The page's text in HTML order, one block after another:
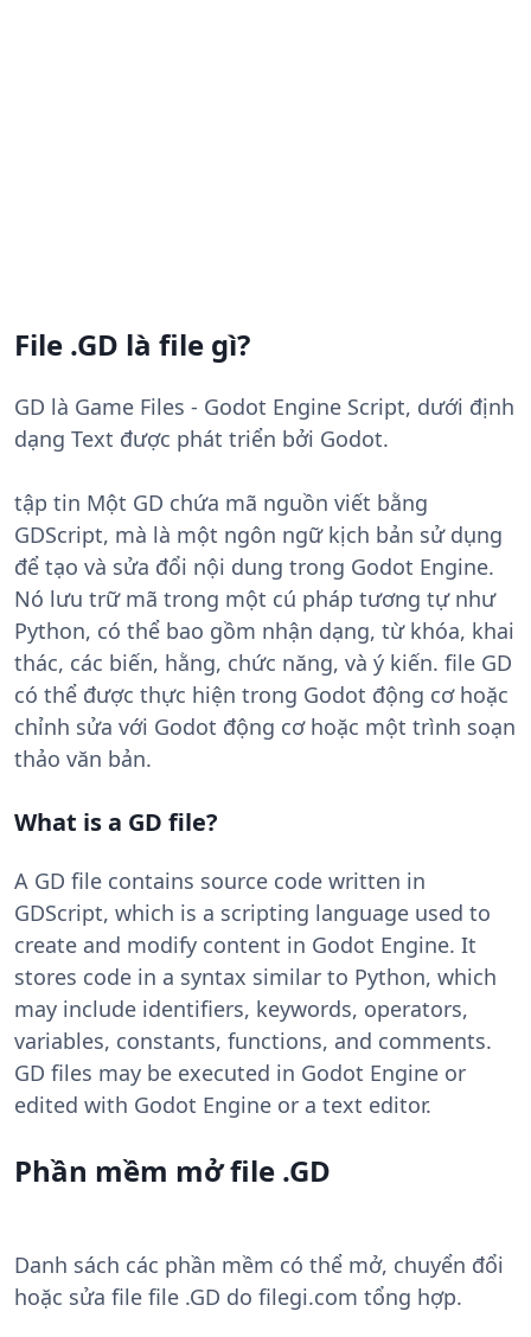
File .GD là file gì?
GD là Game Files - Godot Engine Script, dưới định
dạng Text được phát triển bởi Godot.
tập tin Một GD chứa mã nguồn viết bằng
GDScript, mà là một ngôn ngữ kịch bản sử dụng
để tạo và sửa đổi nội dung trong Godot Engine.
Nó lưu trữ mã trong một cú pháp tương tự như
Python, có thể bao gồm nhận dạng, từ khóa, khai
thác, các biến, hằng, chức năng, và ý kiến. file GD
có thể được thực hiện trong Godot động cơ hoặc
chỉnh sửa với Godot động cơ hoặc một trình soạn
thảo văn bản.
What is a GD file?
A GD file contains source code written in
GDScript, which is a scripting language used to
create and modify content in Godot Engine. It
stores code in a syntax similar to Python, which
may include identifiers, keywords, operators,
variables, constants, functions, and comments.
GD files may be executed in Godot Engine or
edited with Godot Engine or a text editor.
Phần mềm mở file .GD
Danh sách các phần mềm có thể mở, chuyển đổi
hoặc sửa file file .GD do filegi.com tổng hợp.